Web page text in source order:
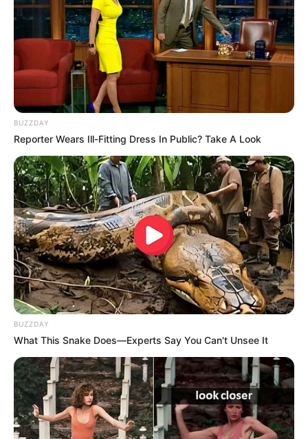
BUZZDAY
Reporter Wears Ill-Fitting Dress In Public? Take A Look
BUZZDAY
What This Snake Does—Experts Say You Can't Unsee It